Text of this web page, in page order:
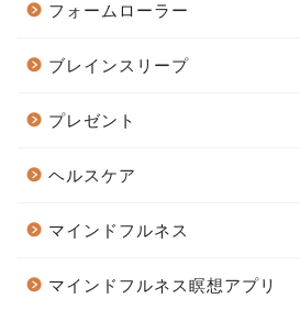
フォームローラー
ブレインスリープ
プレゼント
ヘルスケア
マインドフルネス
マインドフルネス瞑想アプリ